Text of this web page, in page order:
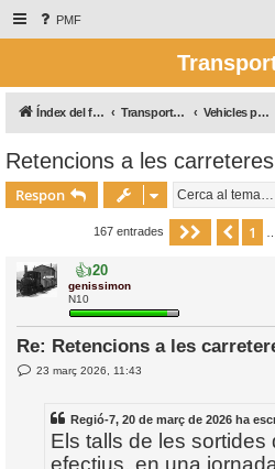
PMF
Índex del fòrum Transport per carretera / Transporte por carretera Vehicles privats
Retencions a les carreteres
Respon
167 entrades Pàgina1
👍20
genissimon
N10
Re: Retencions a les
E23 març 2026, 11:43
Regió-7, 20 de març de 2026 ha
Els talls de les sortides
efectius, en una